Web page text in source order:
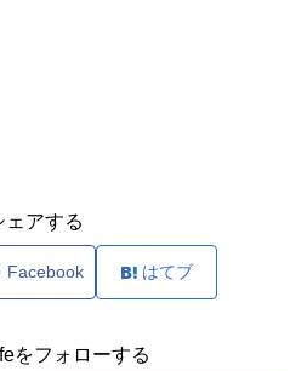
ェアする
Facebook はてブ
をフォローする